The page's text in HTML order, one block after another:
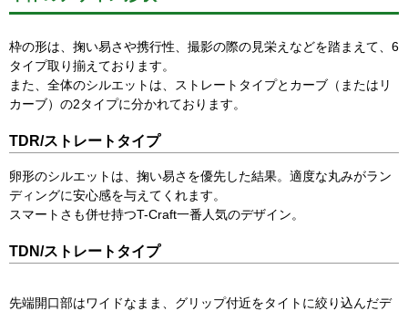
枠の形は、掬い易さや携行性、撮影の際の見栄えなどを踏まえて、6
タイプ取り揃えております。
また、全体のシルエットは、ストレートタイプとカーブ（またはリ
カーブ）の2タイプに分かれております。
TDR/ストレートタイプ
卵形のシルエットは、掬い易さを優先した結果。適度な丸みがラン
ディングに安心感を与えてくれます。
スマートさも併せ持つT-Craft一番人気のデザイン。
TDN/ストレートタイプ
先端開口部はワイドなまま、グリップ付近をタイトに絞り込んだデ